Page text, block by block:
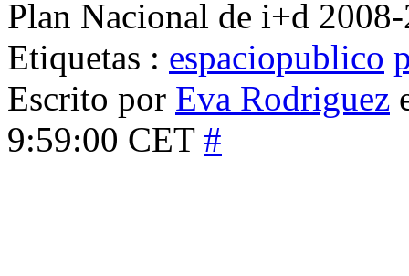
Plan Nacional de i+d
Etiquetas : espaciopublico
Escrito por Eva Rodriguez
9:59:00 CET #